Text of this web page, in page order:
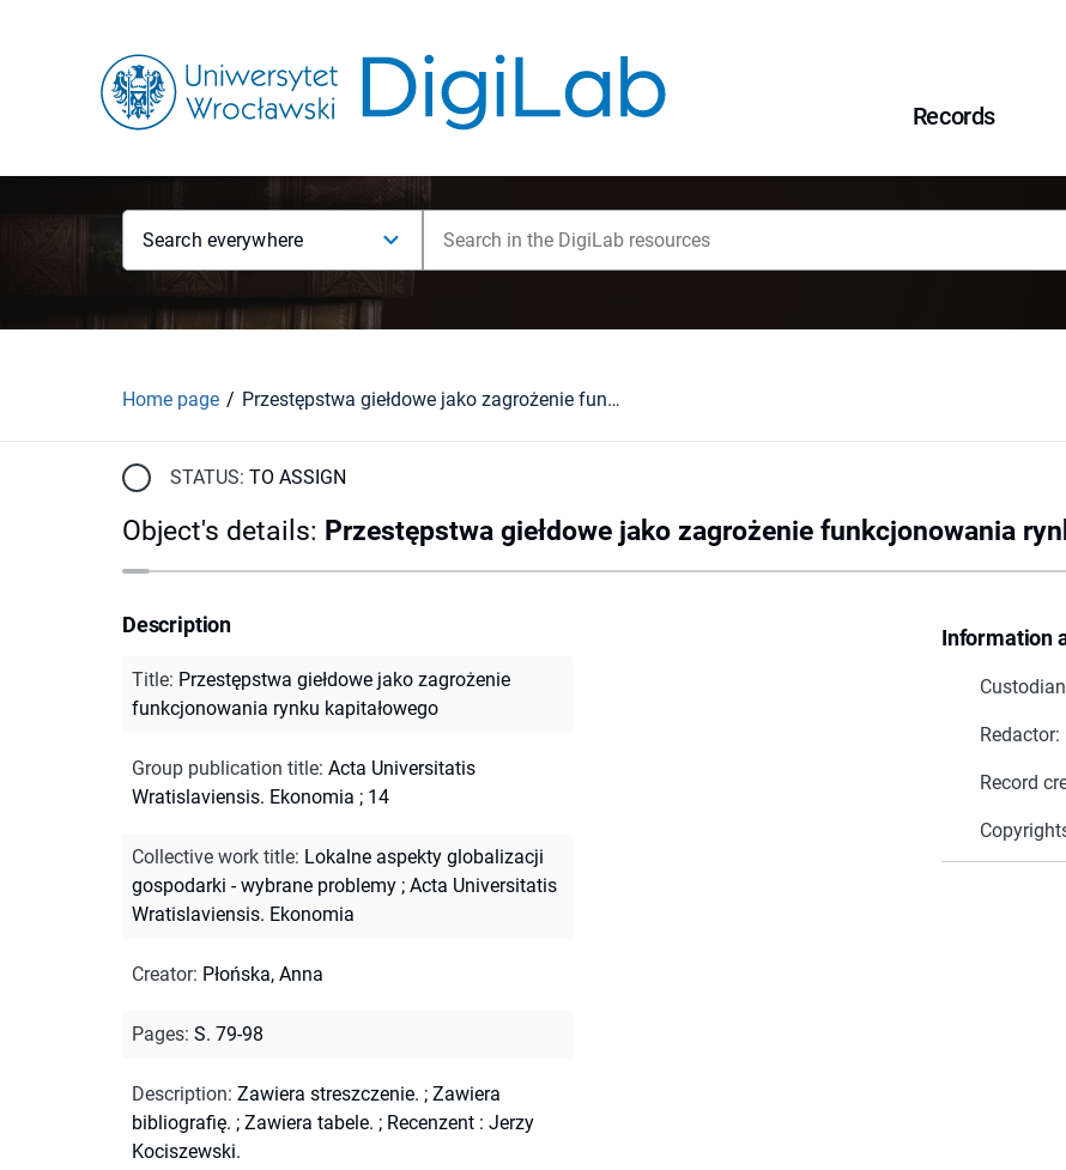
Records
Search everywhere
Home page Przestępstwa giełdowe jako zagrożenie funkcjonowania rynku kapitałowego
STATUS: TO ASSIGN
Object's details: Przestępstwa giełdowe jako zagrożenie funkcjonowania
Information
Redactor:
Record
Description
Title: Przestępstwa giełdowe jako zagrożenie
funkcjonowania rynku kapitałowego
Group publication title: Acta Universitatis
Wratislaviensis. Ekonomia ; 14
Collective work title: Lokalne aspekty globalizacji
gospodarki - wybrane problemy ; Acta Universitatis
Wratislaviensis. Ekonomia
Creator: Płońska, Anna
Pages: S. 79-98
Description: Zawiera streszczenie. ; Zawiera
bibliografię. ; Zawiera tabele. ; Recenzent : Jerzy
Kociszewski.